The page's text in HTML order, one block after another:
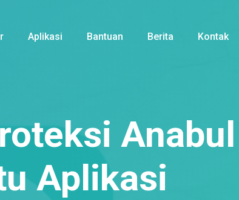
Aplikasi Bantuan Berita Kontak
Anabul
Aplikasi